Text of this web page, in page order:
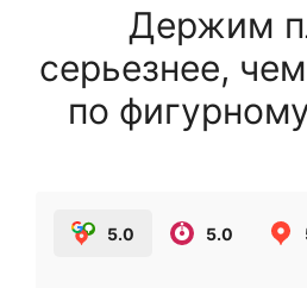
Держим
серьезнее,
по
5.0 5.0